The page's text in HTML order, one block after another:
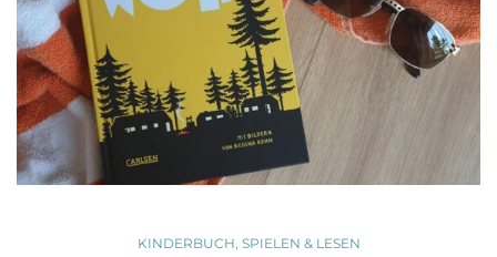
KINDERBUCH, SPIELEN & LESEN